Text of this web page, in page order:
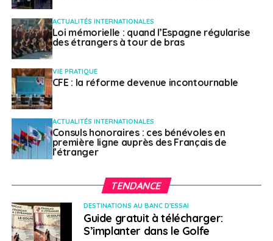
2021, associée à la hausse du coût de la vie et à un
taux de chômage élevé, est propice à de nouveaux
rassemblements violents, à l’instar de ceux qui ont eu
lieu en novembre 2021 à Blantyre et dans la capitale
Lilongwe.
Afrique du
Nord/Moyen-Orient
Le pays du Cèdre va retrouver le chemin des urnes le 15
mai prochain dans le cadre des élections législatives
(les 6 et 8 mai pour la diaspora libanaise vivant à
ACTUALITÉS INTERNATIONALES
Loi mémorielle : quand l’Espagne régularise
des étrangers à tour de bras
VIE PRATIQUE
CFE : la réforme devenue incontournable
ACTUALITÉS INTERNATIONALES
Consuls honoraires : ces bénévoles en
première ligne auprès des Français de
l’étranger
TENDANCE
DESTINATIONS AU BANC D'ESSAI
Guide gratuit à télécharger:
S’implanter dans le Golfe